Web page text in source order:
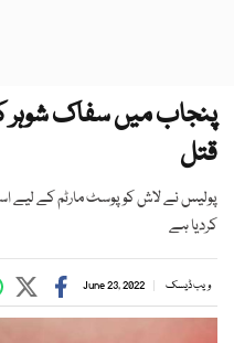
پنجاب میں سفاک شوہر
قتل
پولیس نے لاش کو پوسٹ مارٹم کے لیے
کردیا ہے
ویب ڈیسک June 23, 2022